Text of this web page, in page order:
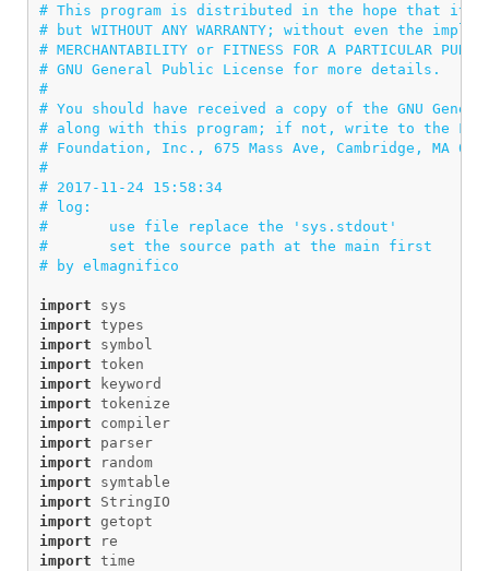
# This program is distributed in the hope that it
# but WITHOUT ANY WARRANTY; without even the
# MERCHANTABILITY or FITNESS FOR A PARTICULAR
# GNU General Public License for more details.
#
# You should have received a copy of the GNU
# along with this program; if not, write to the
# Foundation, Inc., 675 Mass Ave, Cambridge, MA
#
# 2017-11-24 15:58:34
# log:
#       use file replace the 'sys.stdout'
#       set the source path at the main first
import
sys
import types
import
symbol
import token
import
keyword
import tokenize
import
compiler
import
parser
import
random
import
symtable
import
StringIO
import getopt
import
re
import time